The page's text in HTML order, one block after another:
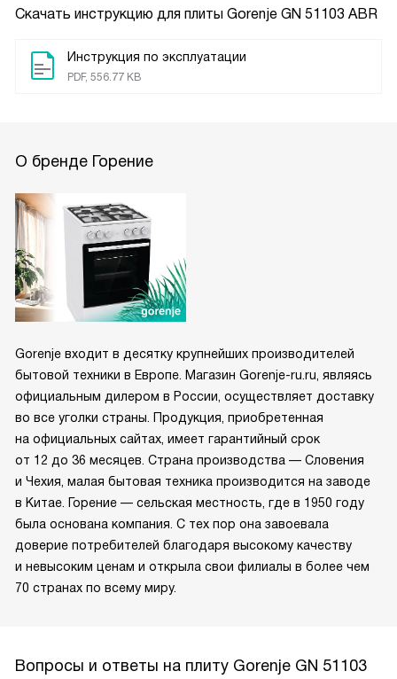
Скачать инструкцию для плиты Gorenje GN 51103 ABR
Инструкция по эксплуатации
PDF, 556.77 KB
О бренде Горение
Gorenje входит в десятку крупнейших производителей
бытовой техники в Европе. Магазин Gorenje-ru.ru, являясь
официальным дилером в России, осуществляет доставку
во все уголки страны. Продукция, приобретенная
на официальных сайтах, имеет гарантийный срок
от 12 до 36 месяцев. Страна производства — Словения
и Чехия, малая бытовая техника производится на заводе
в Китае. Горение — сельская местность, где в 1950 году
была основана компания. С тех пор она завоевала
доверие потребителей благодаря высокому качеству
и невысоким ценам и открыла свои филиалы в более чем
70 странах по всему миру.
Вопросы и ответы на плиту Gorenje GN 51103